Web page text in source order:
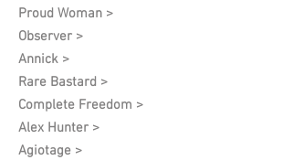
Proud Woman >
Observer >
Annick >
Rare Bastard >
Complete Freedom >
Alex Hunter >
Agiotage >